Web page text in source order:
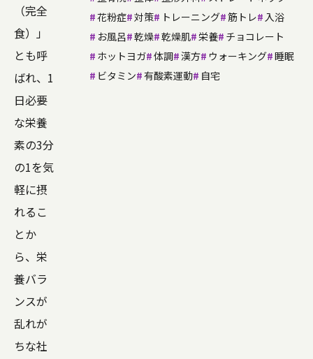
（完全
食）」
とも呼
ばれ、1
日必要
な栄養
素の3分
の1を気
軽に摂
れるこ
とか
ら、栄
養バラ
ンスが
乱れが
ちな社
花粉症 対策 トレーニング 筋トレ 入浴
お風呂 乾燥 乾燥肌 栄養 チョコレート
ホットヨガ 体調 漢方 ウォーキング 睡眠
ビタミン 有酸素運動 自宅